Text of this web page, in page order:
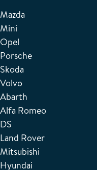
Mazda
Mini
Opel
Porsche
Skoda
Volvo
Abarth
Alfa Romeo
DS
Land Rover
Mitsubishi
Hyundai